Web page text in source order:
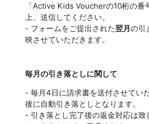
「Active Kids Voucherの10桁の番
上、送信してください。
- フォームをご提出された翌月の引
映させていただきます。
毎月の引き落としに関して
- 毎月4日に請求書を送付させてい
後に自動引き落としとなります。
- 引き落とし完了後の返金対応は致